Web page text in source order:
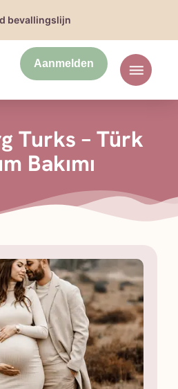
bevallingslijn
Aanmelden
Turks – Türk
Bakımı